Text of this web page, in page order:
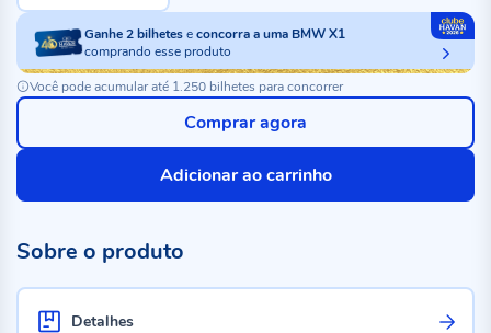
Ganhe2bilheteseconcorra a uma BMW X1
comprando esse produto
Você pode acumular até 1.250 bilhetes para concorrer
Adicionar ao carrinho
Comprar agora
Sobre o produto
Detalhes